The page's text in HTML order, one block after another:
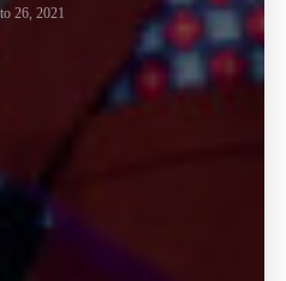
26, 2021